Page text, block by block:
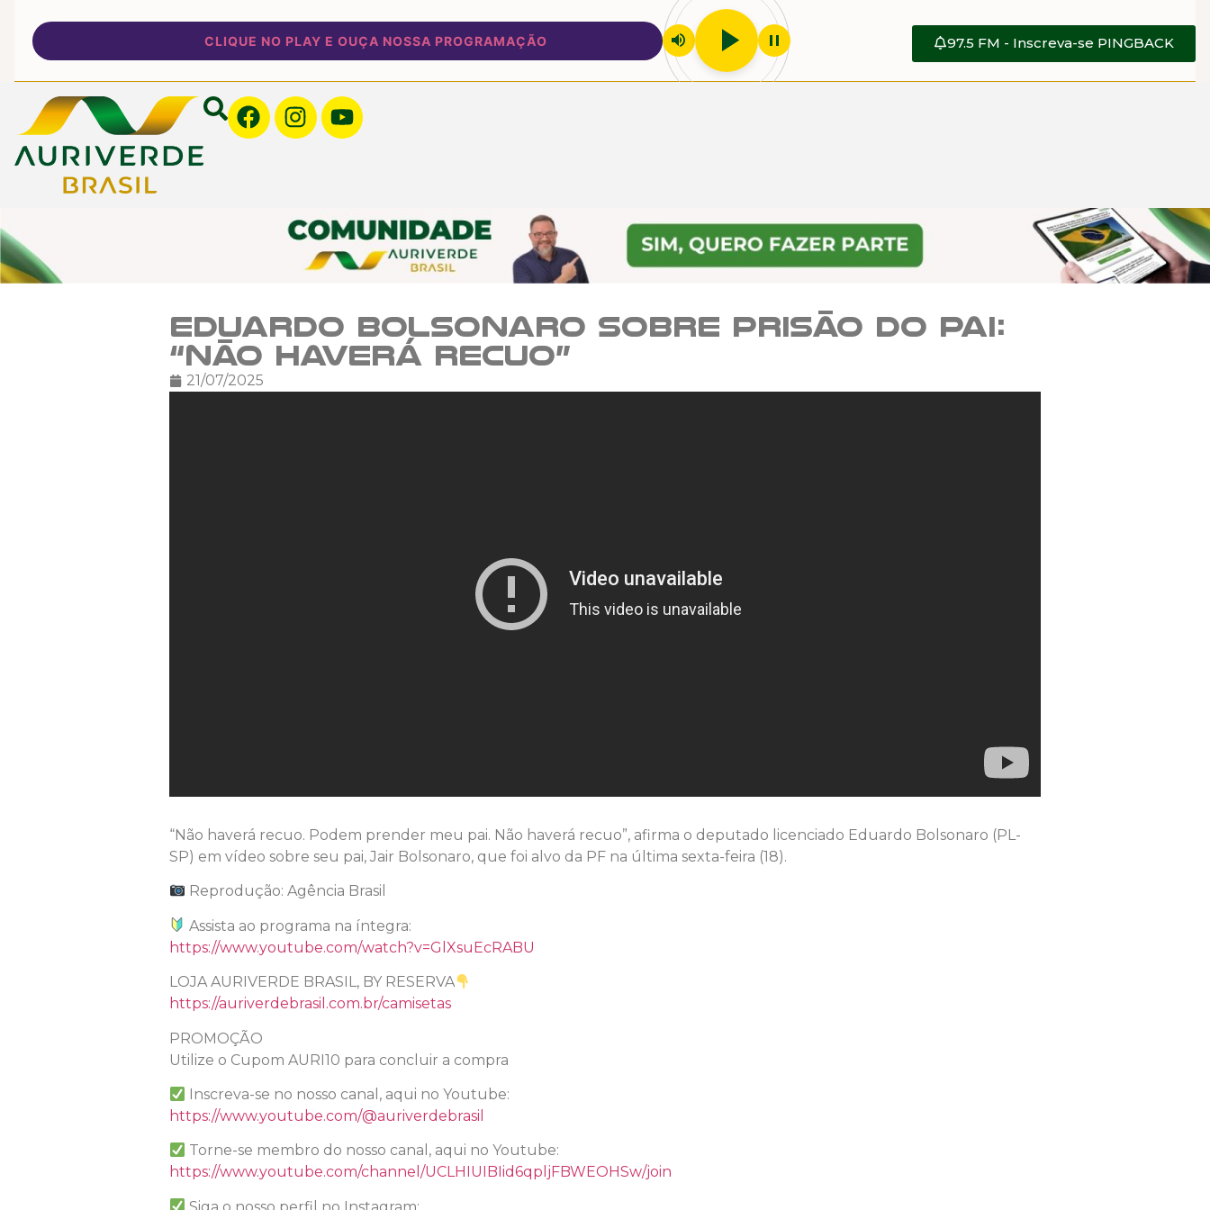
CLIQUE NO PLAY E OUÇA NOSSA PROGRAMAÇÃO volume_up play_arrow pause 97.5 FM - Inscreva-se PINGBACK
Eduardo Bolsonaro sobre prisão do pai:
“Não haverá recuo”
21/07/2025
“Não haverá recuo. Podem prender meu pai. Não haverá recuo”, afirma o deputado licenciado Eduardo Bolsonaro (PL-
SP) em vídeo sobre seu pai, Jair Bolsonaro, que foi alvo da PF na última sexta-feira (18).
Reprodução: Agência Brasil
Assista ao programa na íntegra:
https://www.youtube.com/watch?v=GlXsuEcRABU
LOJA AURIVERDE BRASIL, BY RESERVA
https://auriverdebrasil.com.br/camisetas
PROMOÇÃO
Utilize o Cupom AURI10 para concluir a compra
Inscreva-se no nosso canal, aqui no Youtube:
https://www.youtube.com/@auriverdebrasil
Torne-se membro do nosso canal, aqui no Youtube:
https://www.youtube.com/channel/UCLHIUIBIid6qpljFBWEOHSw/join